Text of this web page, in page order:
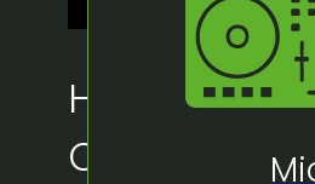
Huur bij
Confetti